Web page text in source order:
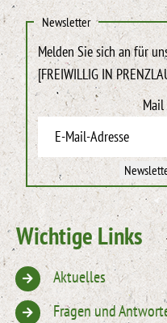
Newsletter
Melden Sie sich an für
[FREIWILLIG IN
Mail
Wichtige Links
Aktuelles
Fragen und